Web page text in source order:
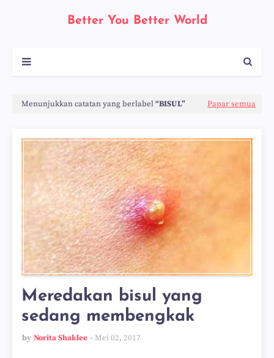
Better You Better World
Menunjukkan catatan yang berlabel BISUL Papar semua
Meredakan bisul yang
sedang membengkak
by Norita Shaklee Mei 02, 2017